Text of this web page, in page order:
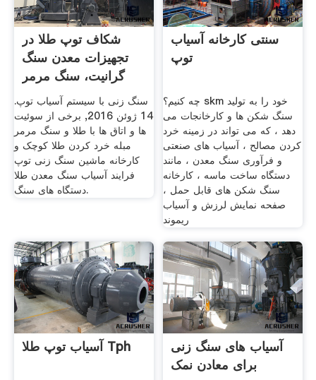
شکاف توپ طلا در
تجهیزات معدن سنگ
گرانیت، سنگ مرمر
سنگ زنی با سیستم آسیاب توپ.
14 ژوئن 2016, برخی از سوئیت
ها و اتاق ها با طلا و سنگ مرمر
مبله خرد کردن طلا کوچک و
کارخانه ماشین سنگ زنی توپ
فرایند آسیاب سنگ معدن طلا
دستگاه های سنگ.
سنتی کارخانه آسیاب
توپ
چه کنیم؟ skm خود را به تولید
سنگ شکن ها و کارخانجات می
دهد ، که می تواند در زمینه خرد
کردن مصالح ، آسیاب های صنعتی
و فرآوری سنگ معدن ، مانند
دستگاه ساخت ماسه ، کارخانه
سنگ شکن های قابل حمل ،
صفحه نمایش لرزش و آسیاب
ریموند
آسیاب توپ طلا Tph
آسیاب های سنگ زنی
برای معادن نمک